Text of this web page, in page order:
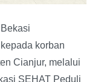
korban
Cianjur, melalui
SEHAT Peduli